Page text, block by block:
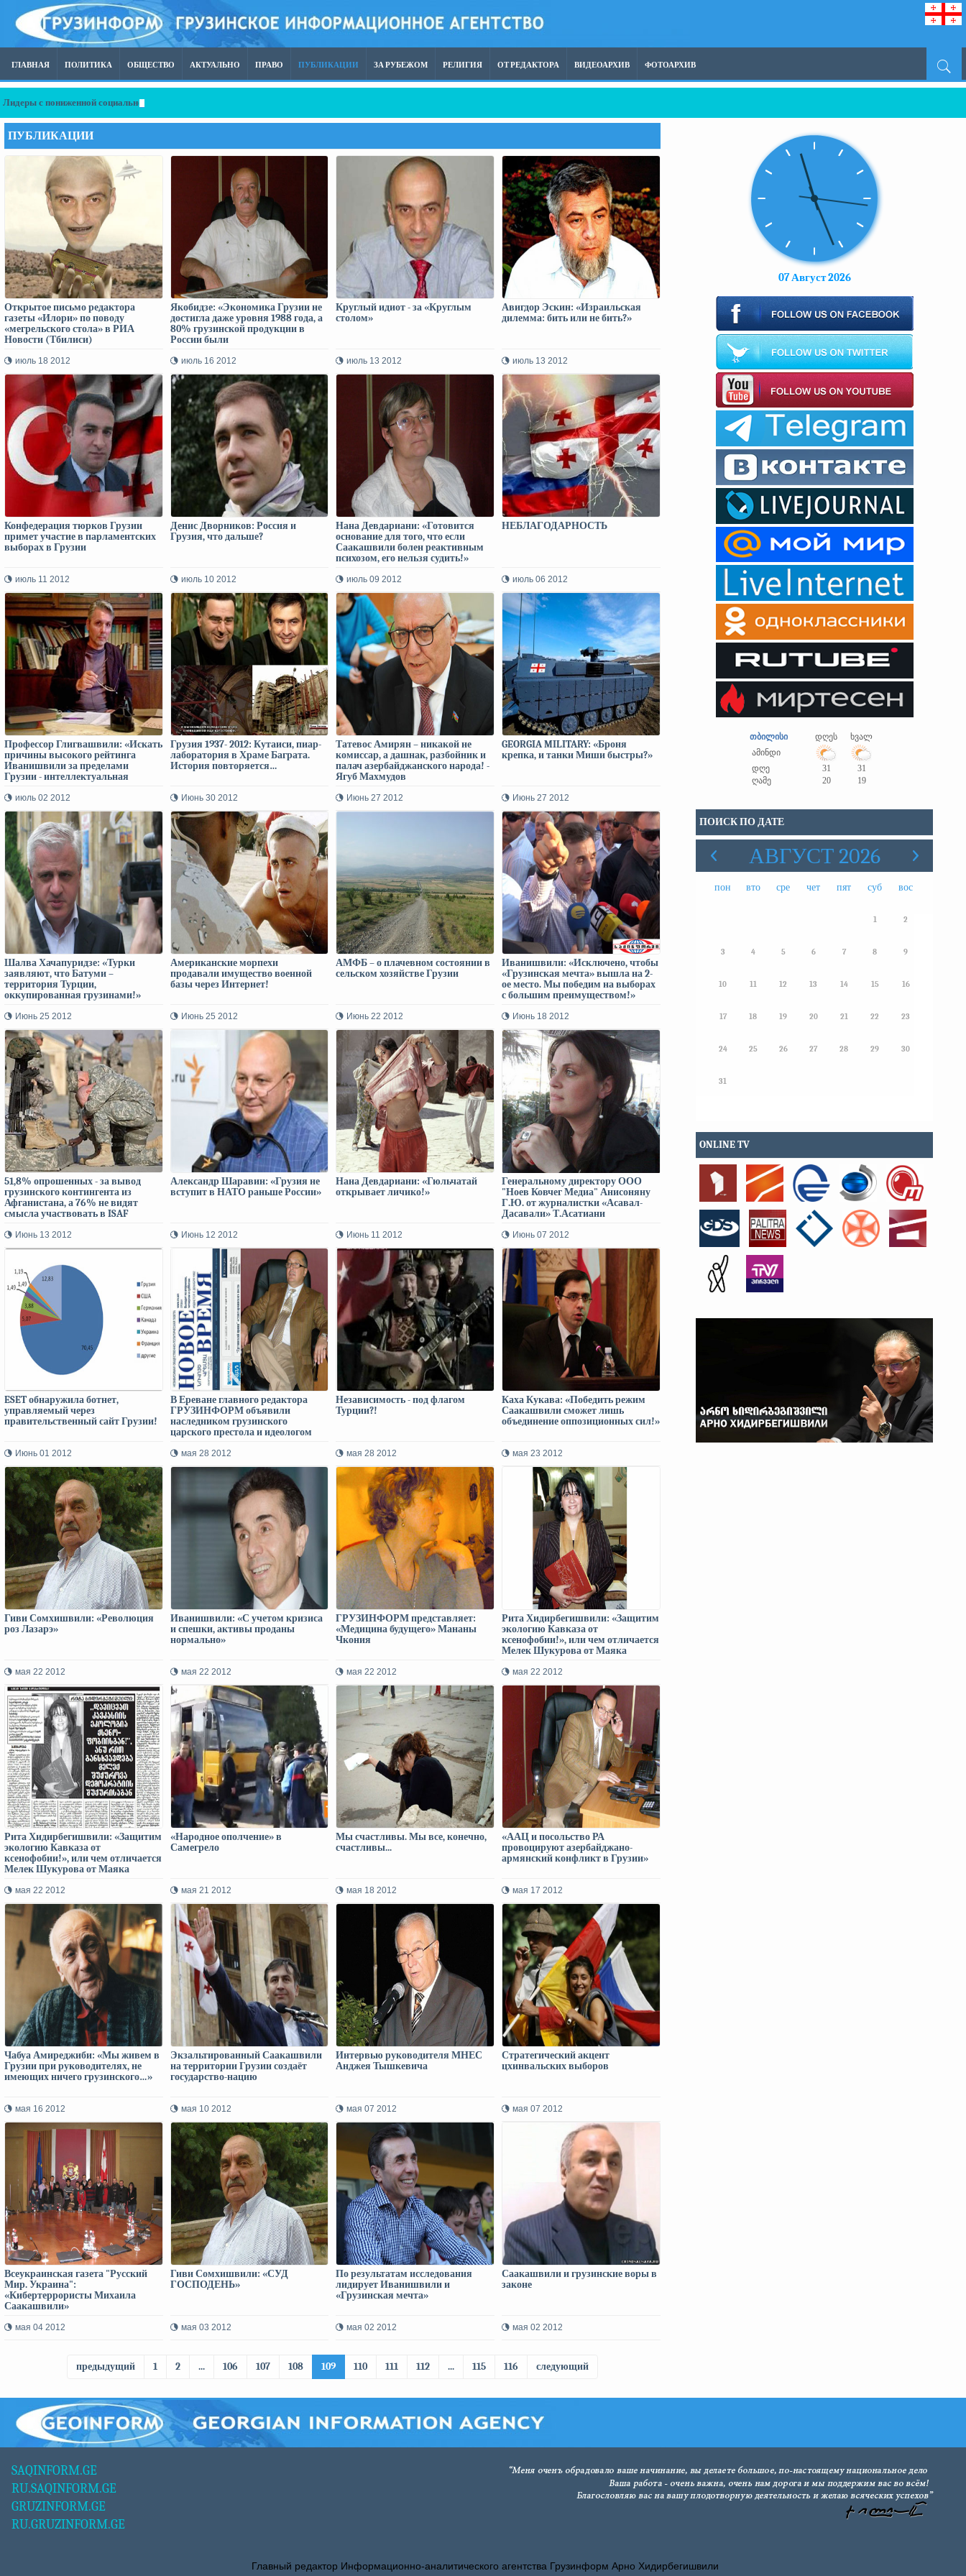
ГЛАВНАЯ ПОЛИТИКА ОБЩЕСТВО АКТУАЛЬНО ПРАВО ПУБЛИКАЦИИ ЗА РУБЕЖОМ РЕЛИГИЯ ОТ РЕДАКТОРА ВИДЕОАРХИВ ФОТОАРХИВ
Лидеры с пониженной социальной ответственностью, или почему западный терроризм опаснее восточного
ПУБЛИКАЦИИ
Открытое письмо редактора
газеты «Илори» по поводу
«мегрельского стола» в РИА
Новости (Тбилиси)
июль 18 2012
Якобидзе: «Экономика Грузии не
достигла даже уровня 1988 года, а
80% грузинской продукции в
России были
июль 16 2012
Круглый идиот - за «Круглым
столом»
июль 13 2012
Авигдор Эскин: «Израильская
дилемма: бить или не бить?»
июль 13 2012
Конфедерация тюрков Грузии
примет участие в парламентских
выборах в Грузии
июль 11 2012
Денис Дворников: Россия и
Грузия, что дальше?
июль 10 2012
Нана Девдариани: «Готовится
основание для того, что если
Саакашвили болен реактивным
психозом, его нельзя судить!»
июль 09 2012
НЕБЛАГОДАРНОСТЬ
июль 06 2012
Профессор Глигвашвили: «Искать
причины высокого рейтинга
Иванишвили за пределами
Грузии - интеллектуальная
июль 02 2012
Грузия 1937- 2012: Кутаиси, пиар-
лаборатория в Храме Баграта.
История повторяется…
Июнь 30 2012
Татевос Амирян – никакой не
комиссар, а дашнак, разбойник и
палач азербайджанского народа! -
Ягуб Махмудов
Июнь 27 2012
GEORGIA MILITARY: «Броня
крепка, и танки Миши быстры?»
Июнь 27 2012
Шалва Хачапуридзе: «Турки
заявляют, что Батуми –
территория Турции,
оккупированная грузинами!»
Июнь 25 2012
Американские морпехи
продавали имущество военной
базы через Интернет!
Июнь 25 2012
АМФБ – о плачевном состоянии в
сельском хозяйстве Грузии
Июнь 22 2012
Иванишвили: «Исключено, чтобы
«Грузинская мечта» вышла на 2-
ое место. Мы победим на выборах
с большим преимуществом!»
Июнь 18 2012
51,8% опрошенных - за вывод
грузинского контингента из
Афганистана, а 76% не видят
смысла участвовать в ISAF
Июнь 13 2012
Александр Шаравин: «Грузия не
вступит в НАТО раньше России»
Июнь 12 2012
Нана Девдариани: «Гюльчатай
открывает личико!»
Июнь 11 2012
Генеральному директору ООО
"Ноев Ковчег Медиа" Анисоняну
Г.Ю. от журналистки «Асавал-
Дасавали» Т.Асатиани
Июнь 07 2012
ESET обнаружила ботнет,
управляемый через
правительственный сайт Грузии!
Июнь 01 2012
В Ереване главного редактора
ГРУЗИНФОРМ объявили
наследником грузинского
царского престола и идеологом
мая 28 2012
Независимость - под флагом
Турции?!
мая 28 2012
Каха Кукава: «Победить режим
Саакашвили сможет лишь
объединение оппозиционных сил!»
мая 23 2012
Гиви Сомхишвили: «Революция
роз Лазарэ»
мая 22 2012
Иванишвили: «С учетом кризиса
и спешки, активы проданы
нормально»
мая 22 2012
ГРУЗИНФОРМ представляет:
«Медицина будущего» Мананы
Чкония
мая 22 2012
Рита Хидирбегишвили: «Защитим
экологию Кавказа от
ксенофобии!», или чем отличается
Мелек Шукурова от Маяка
мая 22 2012
Рита Хидирбегишвили: «Защитим
экологию Кавказа от
ксенофобии!», или чем отличается
Мелек Шукурова от Маяка
мая 22 2012
«Народное ополчение» в
Самегрело
мая 21 2012
Мы счастливы. Мы все, конечно,
счастливы...
мая 18 2012
«ААЦ и посольство РА
провоцируют азербайджано-
армянский конфликт в Грузии»
мая 17 2012
Чабуа Амиреджиби: «Мы живем в
Грузии при руководителях, не
имеющих ничего грузинского…»
мая 16 2012
Экзальтированный Саакашвили
на территории Грузии создаёт
государство-нацию
мая 10 2012
Интервью руководителя МНЕС
Анджея Тышкевича
мая 07 2012
Стратегический акцент
цхинвальских выборов
мая 07 2012
Всеукраинская газета "Русский
Мир. Украина":
«Кибертеррористы Михаила
Саакашвили»
мая 04 2012
Гиви Сомхишвили: «СУД
ГОСПОДЕНЬ»
мая 03 2012
По результатам исследования
лидирует Иванишвили и
«Грузинская мечта»
мая 02 2012
Саакашвили и грузинские воры в
законе
мая 02 2012
предыдущий 1 2 ... 106 107 108 109 110 111 112 ... 115 116 следующий
07 Август 2026
თბილისი დღეს
ხვალ
ამინდი
დღე
31
31
ღამე
20 19
ПОИСК ПО ДАТЕ
АВГУСТ 2026
пон вто сре чет пят суб вос
1 2
3 4 5 6 7 8 9
10 11 12 13 14 15 16
17 18 19 20 21 22 23
24 25 26 27 28 29 30
31
ONLINE TV
SAQINFORM.GE
RU.SAQINFORM.GE
GRUZINFORM.GE
RU.GRUZINFORM.GE
Главный редактор Информационно-аналитического агентства Грузинформ Арно Хидирбегишвили